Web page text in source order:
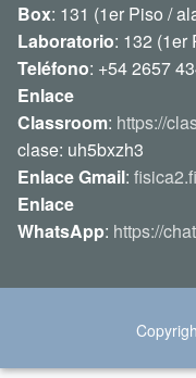
Box: 131 (1er Piso /
Laboratorio: 132 (1er
Teléfono: +54 2657
Enlace
Classroom: https://
clase: uh5bxzh3
Enlace Gmail:
Enlace
WhatsApp: https://